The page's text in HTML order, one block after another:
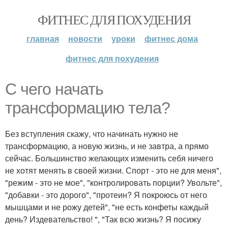
ФИТНЕС ДЛЯ ПОХУДЕНИЯ
главная новости уроки
фитнес дома
фитнес для похудения
С чего начать
трансформацию тела?
Без вступления скажу, что начинать нужно не
трансформацию, а новую жизнь, и не завтра, а прямо
сейчас. Большинство желающих изменить себя ничего
не хотят менять в своей жизни. Спорт - это не для меня",
"режим - это не мое", "контролировать порции? Увольте",
"добавки - это дорого", "протеин? Я покроюсь от него
мышцами и не рожу детей", "не есть конфеты каждый
день? Издевательство! ", "Так всю жизнь? Я посижу